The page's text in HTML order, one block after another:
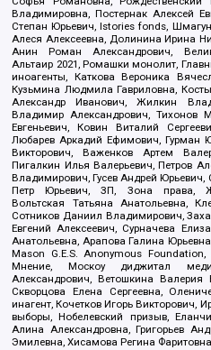
Владимировна, Постернак Алексей
Степан Юрьевич, Istories fonds,
Алеся Алексеевна, Долинина Ирина
Анин Роман Александрович,
Альтаир 2021, Ромашки монолит,
иноагенты, Каткова Вероника
Кузьмина Людмила Гавриловна,
Александр Иванович, Жилкин
Владимир Александрович, Тихонов
Евгеньевич, Ковин Виталий
Любарев Аркадий Ефимович, Гурман
Викторович, Важенков Артем
Пигалкин Илья Валерьевич, Петров
Владимирович, Гусев Андрей Юрьевич,
Петр Юрьевич, ЗП, Зона права,
Вольтская Татьяна Анатольевна,
Сотников Даниил Владимирович,
Евгений Алексеевич, Сурначева
Анатольевна, Арапова Галина
Mason G.E.S. Anonymous
Мнение, Москоу диджитал
Александрович, Ветошкина
Скворцова Елена Сергеевна,
инагент, Кочетков Игорь Викторович,
выборы, Нобелевский призыв,
Алина Александровна, Григорьев
Эмилевна, Хисамова Регина Фаритовна